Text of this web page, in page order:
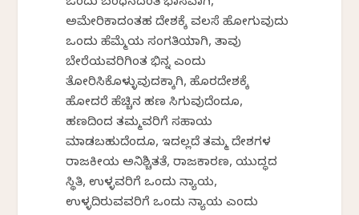
ಒಂದು ಬಂಧನದಂತೆ ಭಾಸವಾಗಿ,
ಅಮೇರಿಕಾದಂತಹ ದೇಶಕ್ಕೆ ವಲಸೆ ಹೋಗುವುದು
ಒಂದು ಹೆಮ್ಮೆಯ ಸಂಗತಿಯಾಗಿ, ತಾವು
ಬೇರೆಯವರಿಗಿಂತ ಭಿನ್ನ ಎಂದು
ತೋರಿಸಿಕೊಳ್ಳುವುದಕ್ಕಾಗಿ, ಹೊರದೇಶಕ್ಕೆ
ಹೋದರೆ ಹೆಚ್ಚಿನ ಹಣ ಸಿಗುವುದೆಂದೂ,
ಹಣದಿಂದ ತಮ್ಮವರಿಗೆ ಸಹಾಯ
ಮಾಡಬಹುದೆಂದೂ, ಇದಲ್ಲದೆ ತಮ್ಮ ದೇಶಗಳ
ರಾಜಕೀಯ ಅನಿಶ್ಚಿತತೆ, ರಾಜಕಾರಣ, ಯುದ್ಧದ
ಸ್ಥಿತಿ, ಉಳ್ಳವರಿಗೆ ಒಂದು ನ್ಯಾಯ,
ಉಳ್ಳದಿರುವವರಿಗೆ ಒಂದು ನ್ಯಾಯ ಎಂದು